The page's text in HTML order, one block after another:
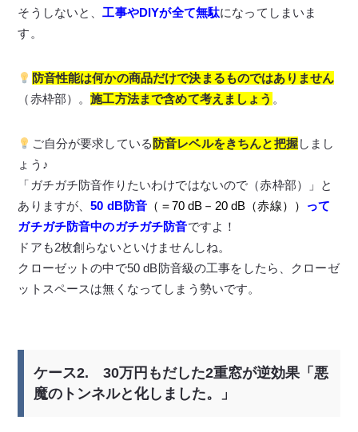
そうしないと、工事やDIYが全て無駄になってしまいま
す。
防音性能は何かの商品だけで決まるものではありません
（赤枠部）。施工方法まで含めて考えましょう 。
ご自分が要求している 防音レベルをきちんと把握しまし
ょう♪
「ガチガチ防音作りたいわけではないので（赤枠部）」と
ありますが、50 dB防音 （＝70 dB－20 dB（赤線））
って
ガチガチ防音中のガチガチ防音ですよ！
ドアも2枚創らないといけませんしね。
クローゼットの中で50 dB防音級の工事をしたら、クローゼ
ットスペースは無くなってしまう勢いです。
ケース2. 30万円もだした2重窓が逆効果「悪
魔のトンネルと化しました。」